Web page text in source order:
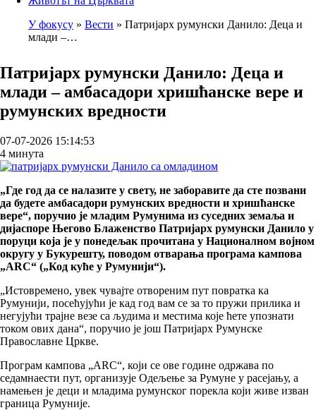
Breadcrumb
У фокусу Вести
Патријарх румунски Данило: Деца и
млади –…
Патријарх румунски Данило: Деца и
млади – амбасадори хришћанске вере и
румунских вредности
07-07-2026 15:14:53
4 минута
„Где год да се налазите у свету, не заборавите да сте позвани
да будете амбасадори румунских вредности и хришћанске
вере“, поручио је младим Румунима из суседних земаља и
дијаспоре Његово Блаженство Патријарх румунски Данило у
поруци која је у понедељак прочитана у Националном војном
округу у Букурешту, поводом отварања програма кампова
„ARC“ („Код куће у Румунији“).
„Истовремено, увек чувајте отвореним пут повратка ка
Румунији, посећујући је кад год вам се за то пружи прилика и
негујући трајне везе са људима и местима које ћете упознати
током ових дана“, поручио је још Патријарх Румунске
Православне Цркве.
Програм кампова „ARC“, који се ове године одржава по
седамнаести пут, организује Одељење за Румуне у расејању, а
намењен је деци и младима румунског порекла који живе изван
граница Румуније.